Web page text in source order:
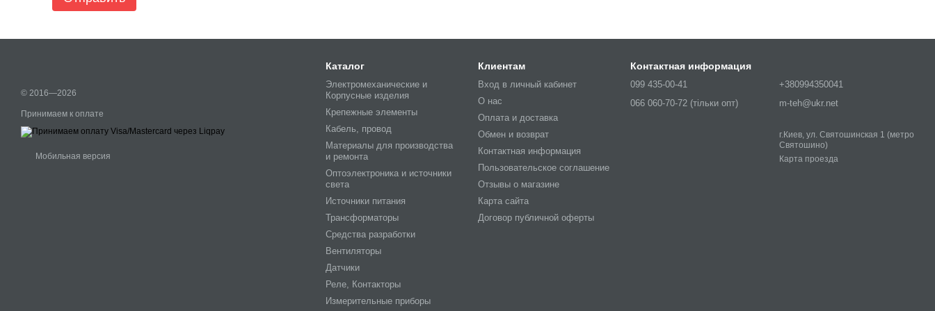
© 2016—2026
Принимаем к оплате
Мобильная версия
Каталог
Электромеханические и
Корпусные изделия
Крепежные элементы
Кабель, провод
Материалы для производства
и ремонта
Оптоэлектроника и источники
света
Источники питания
Трансформаторы
Средства разработки
Вентиляторы
Датчики
Реле, Контакторы
Измерительные приборы
Клиентам
Вход в личный кабинет
О нас
Оплата и доставка
Обмен и возврат
Контактная информация
Пользовательское соглашение
Отзывы о магазине
Карта сайта
Договор публичной оферты
Контактная информация
099 435-00-41
066 060-70-72 (тільки опт)
+380994350041
m-teh@ukr.net
г.Киев, ул. Святошинская 1 (метро
Святошино)
Карта проезда